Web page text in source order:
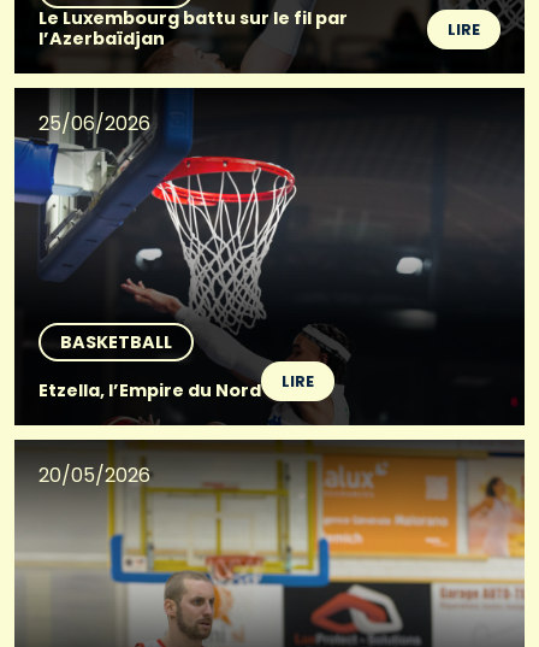
Le Luxembourg battu sur le fil par
l’Azerbaïdjan
LIRE
25/06/2026
BASKETBALL
Etzella, l’Empire du Nord
LIRE
20/05/2026